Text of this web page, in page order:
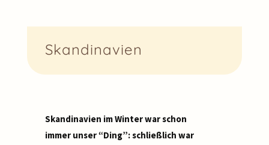
Skandinavien
Skandinavien im Winter war schon
immer unser “Ding”: schließlich war